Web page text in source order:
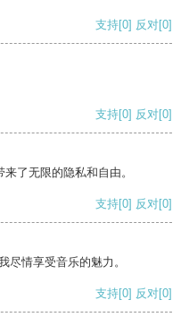
支持[0] 反对[0]
支持[0] 反对[0]
了无限的隐私和自由。
支持[0] 反对[0]
尽情享受音乐的魅力。
支持[0] 反对[0]